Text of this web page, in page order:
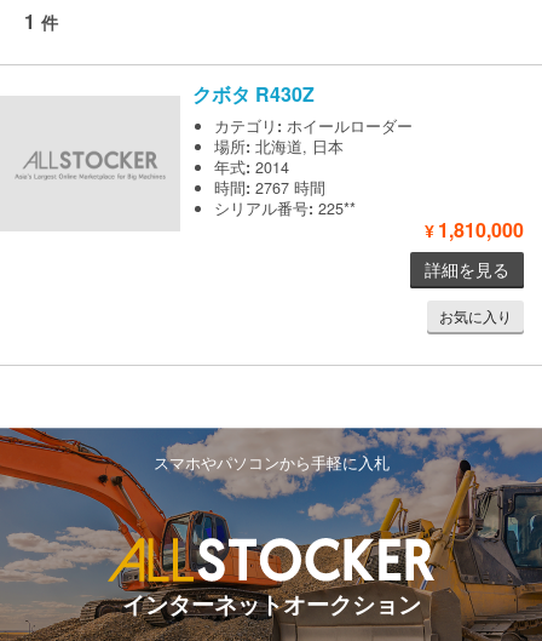
1 件
クボタ R430Z
カテゴリ :ホイールローダー
場所:北海道, 日本
年式:2014
時間:2767 時間
シリアル番号:225**
¥ 1,810,000
詳細を見る
お気に入り
スマホやパソコンから手軽に入札
インターネットオークション